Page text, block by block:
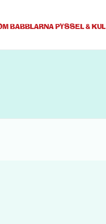
BABBLARNAPYSSEL & KUL